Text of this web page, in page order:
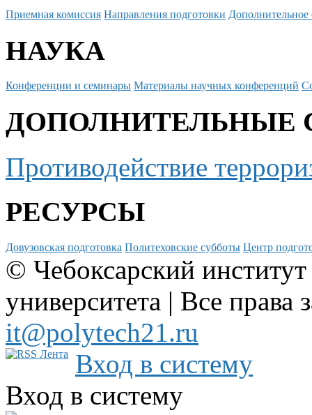
Приемная комиссия Направления подготовки Дополнительное
НАУКА
Конференции и семинары Материалы научных конференций
ДОПОЛНИТЕЛЬНЫЕ
Противодействие
РЕСУРСЫ
Довузовская подготовка Политеховские субботы Центр
© Чебоксарский
университета | Все
it@polytech21.ru
Вход в систему
Вход в систему